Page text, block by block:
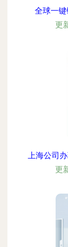
全球一
更
上海公司
更